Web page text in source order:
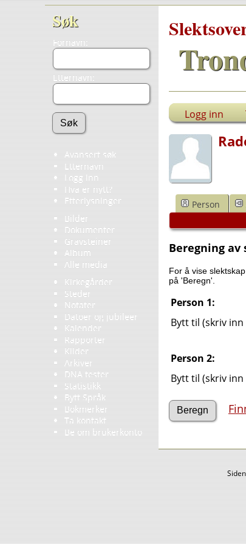
Søk
Fornavn:
Etternavn:
Avansert søk
Etternavn
Logg inn
Hva er nytt?
Etterlysninger
Bilder
Dokumenter
Gravsteiner
Album
Alle media
Kirkegårder
Steder
Notater
Datoer og jubileer
Kalender
Rapporter
Kilder
Arkiver
DNA tester
Statistikk
Bytt Språk
Bokmerker
Ta kontakt
Be om brukerkonto
Logg inn
Person
Beregning av
For å vise
på 'Beregn'.
Person 1:
Bytt til (skriv inn
Person 2:
Bytt til (skriv inn